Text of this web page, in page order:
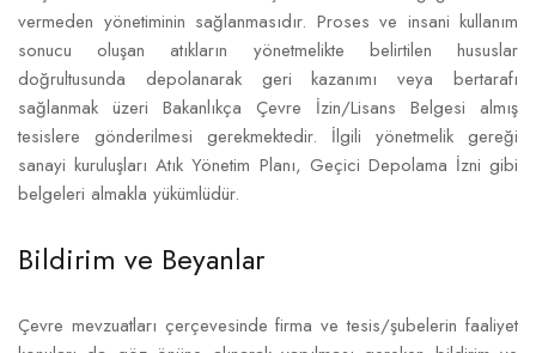
vermeden yönetiminin sağlanmasıdır. Proses ve insani kullanım
sonucu oluşan atıkların yönetmelikte belirtilen hususlar
doğrultusunda depolanarak geri kazanımı veya bertarafı
sağlanmak üzeri Bakanlıkça Çevre İzin/Lisans Belgesi almış
tesislere gönderilmesi gerekmektedir. İlgili yönetmelik gereği
sanayi kuruluşları Atık Yönetim Planı, Geçici Depolama İzni gibi
belgeleri almakla yükümlüdür.
Bildirim ve Beyanlar
Çevre mevzuatları çerçevesinde firma ve tesis/şubelerin faaliyet